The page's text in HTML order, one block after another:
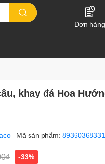
Đơn hàng
khay đá Hoa
Mã sản phẩm:
-33%